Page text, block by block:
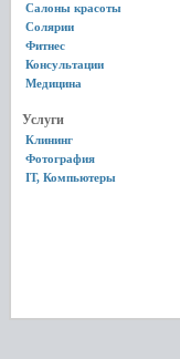
Салоны красоты
Солярии
Фитнес
Консультации
Медицина
Услуги
Клининг
Фотография
IT, Компьютеры